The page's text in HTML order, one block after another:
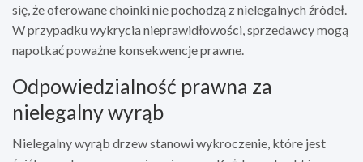
się, że oferowane choinki nie pochodzą z nielegalnych źródeł.
W przypadku wykrycia nieprawidłowości, sprzedawcy mogą
napotkać poważne konsekwencje prawne.
Odpowiedzialność prawna za
nielegalny wyrąb
Nielegalny wyrąb drzew stanowi wykroczenie, które jest